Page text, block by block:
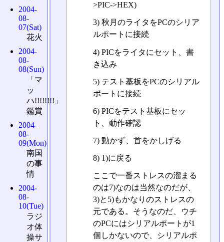
>PIC->HEX)
3) 秋月のライタをPCのシリア
ルポートに接続
4) PICをライタにセット、書
き込み
5) テスト基板をPCのシリアル
ポートに接続
6) PICをテスト基板にセッ
ト、動作確認
7) 動かず、首をかしげる
8) 1)に戻る
ここで一番ストレスの溜まる
のは7)なのは当然なのだが、
3)と5)もかなりのストレスの
元である。そうなのだ、ウチ
のPCにはシリアルポートが1
個しかないので、シリアルポ
2004-
08-
07(Sat)
花火
2004-
08-
08(Sun)
「マ
ッ
ハ!!!!!!!!」
鑑賞
2004-
08-
09(Mon)
南国
の事
情
2004-
08-
10(Tue)
ラジ
オ体
操サ